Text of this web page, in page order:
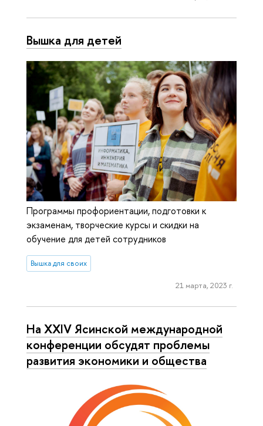
Вышка для детей
Программы профориентации, подготовки к
экзаменам, творческие курсы и скидки на
обучение для детей сотрудников
Вышка для своих
21 марта, 2023 г.
На XXIV Ясинской международной
конференции обсудят проблемы
развития экономики и общества